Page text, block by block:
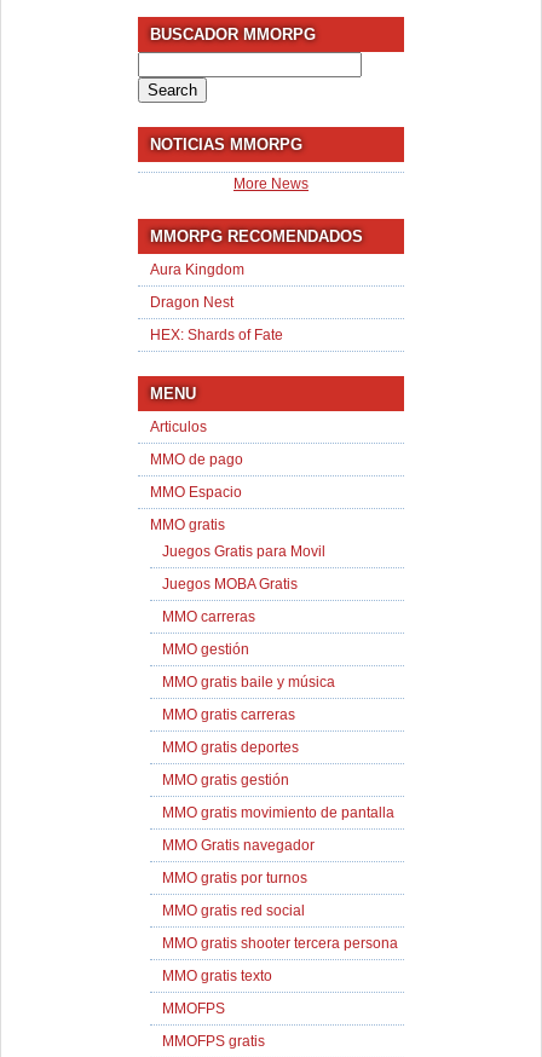
BUSCADOR MMORPG
for:
NOTICIAS MMORPG
More News
MMORPG RECOMENDADOS
Aura Kingdom
Dragon Nest
HEX: Shards of Fate
MENU
Articulos
MMO de pago
MMO Espacio
MMO gratis
Juegos Gratis para Movil
Juegos MOBA Gratis
MMO carreras
MMO gestión
MMO gratis baile y música
MMO gratis carreras
MMO gratis deportes
MMO gratis gestión
MMO gratis movimiento de pantalla
MMO Gratis navegador
MMO gratis por turnos
MMO gratis red social
MMO gratis shooter tercera persona
MMO gratis texto
MMOFPS
MMOFPS gratis